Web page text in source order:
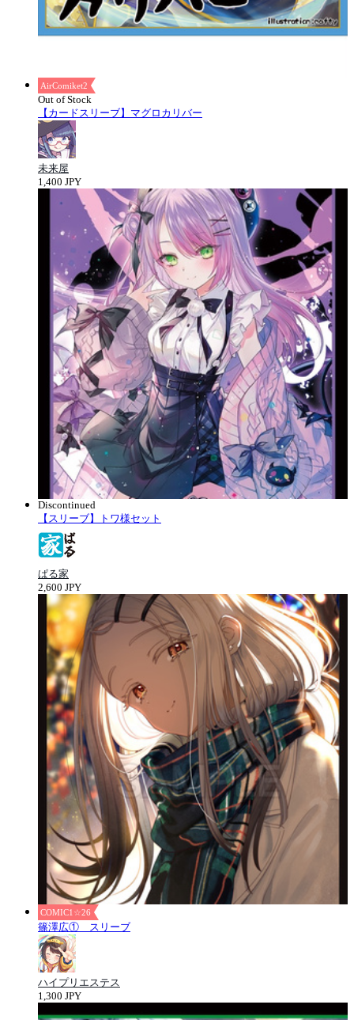
AirComiket2
Out of Stock
【カードスリーブ】マグロカリバー
未来屋
1,400 JPY
Discontinued
【スリーブ】トワ様セット
ぱる家
2,600 JPY
COMIC1☆26
篠澤広① スリーブ
ハイプリエステス
1,300 JPY